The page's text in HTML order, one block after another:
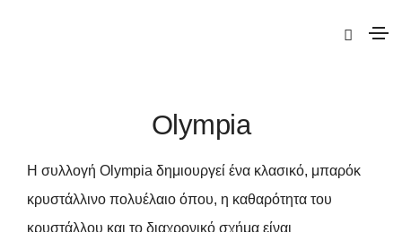
Olympia
Η συλλογή Olympia δημιουργεί ένα κλασικό, μπαρόκ
κρυστάλλινο πολυέλαιο όπου, η καθαρότητα του
κρυστάλλου και το διαχρονικό σχήμα είναι